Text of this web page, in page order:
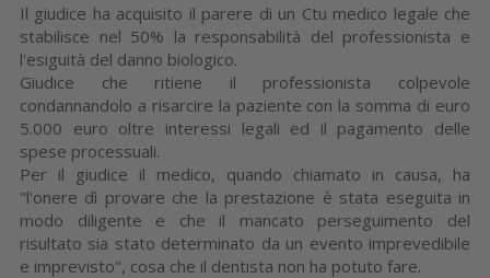
Il giudice ha acquisito il parere di un Ctu medico legale che
stabilisce nel 50% la responsabilità del professionista e
l'esiguità del danno biologico.
Giudice che ritiene il professionista colpevole
condannandolo a risarcire la paziente con la somma di euro
5.000 euro oltre interessi legali ed il pagamento delle
spese processuali.
Per il giudice il medico, quando chiamato in causa, ha
"l'onere dì provare che la prestazione è stata eseguita in
modo diligente e che il mancato perseguimento del
risultato sia stato determinato da un evento imprevedibile
e imprevisto", cosa che il dentista non ha potuto fare.